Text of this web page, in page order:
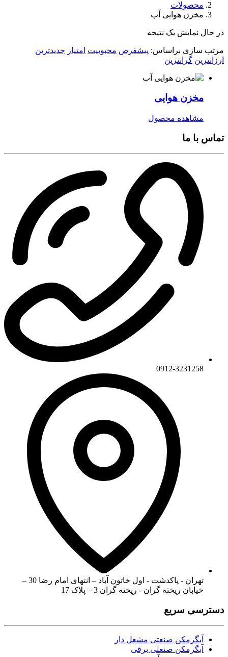
محصولات
مخزن هوایی آب
در حال نمایش یک نتیجه
مرتب سازی براساس: پیشفرض محبوبیت امتیاز جدیدترین
ارزانترین گرانترین
مخزن هوایی
مشاهده محصول
تماس با ما
0912-3231258
تهران - پاکدشت - اول خاتون آباد – انتهای امام رضا 30 –
خیابان ریخته گران - ریخته گران 3 – پلاک 17
دسترسی سریع
آبگرمکن صنعتی مشعل دار
آبگرمکن صنعتی برقی